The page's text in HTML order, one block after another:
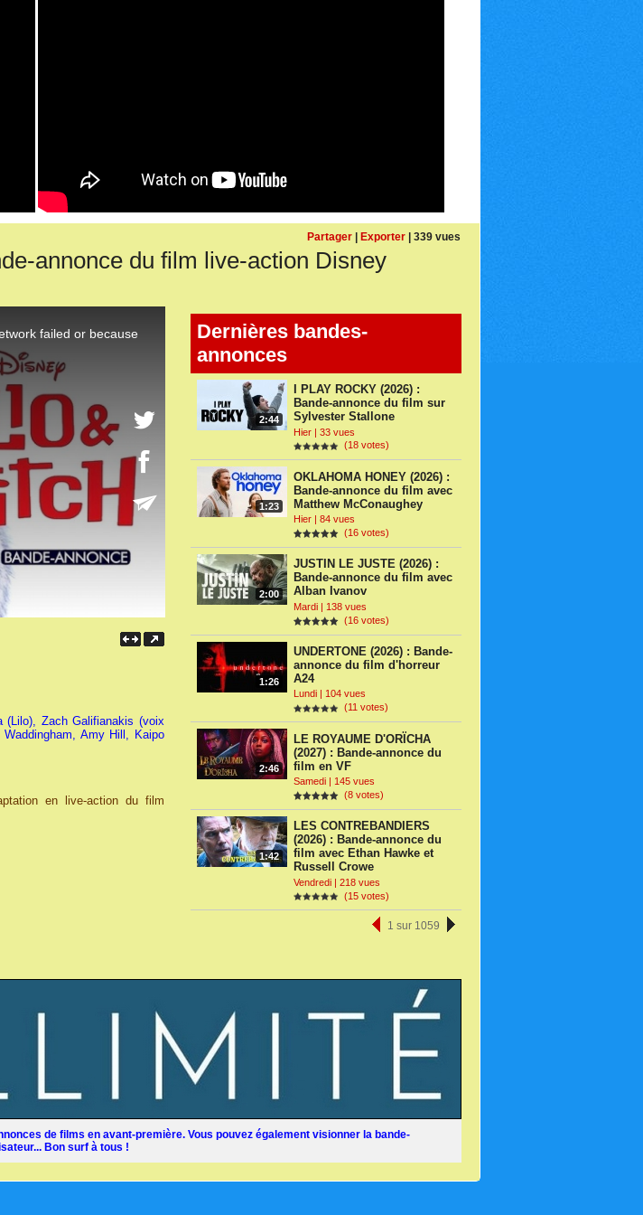
Partager | Exporter | 339 vues
annonce du film live-action Disney
Dernières bandes-
annonces
2:44
I PLAY ROCKY (2026) :
Bande-annonce du film sur
Sylvester Stallone
Hier | 33 vues
(18 votes)
1:23
OKLAHOMA HONEY (2026) :
Bande-annonce du film avec
Matthew McConaughey
Hier | 84 vues
(16 votes)
2:00
JUSTIN LE JUSTE (2026) :
Bande-annonce du film avec
Alban Ivanov
Mardi | 138 vues
(16 votes)
1:26
UNDERTONE (2026) : Bande-
annonce du film d'horreur
A24
Lundi | 104 vues
(11 votes)
2:46
LE ROYAUME D'ORÏCHA
(2027) : Bande-annonce du
film en VF
Samedi | 145 vues
(8 votes)
1:42
LES CONTREBANDIERS
(2026) : Bande-annonce du
film avec Ethan Hawke et
Russell Crowe
Vendredi | 218 vues
(15 votes)
1 sur 1059
(Lilo), Zach Galifianakis (voix
Amy Hill, Kaipo
en live-action du film
de films en avant-première. Vous pouvez également visionner la bande-
Bon surf à tous !